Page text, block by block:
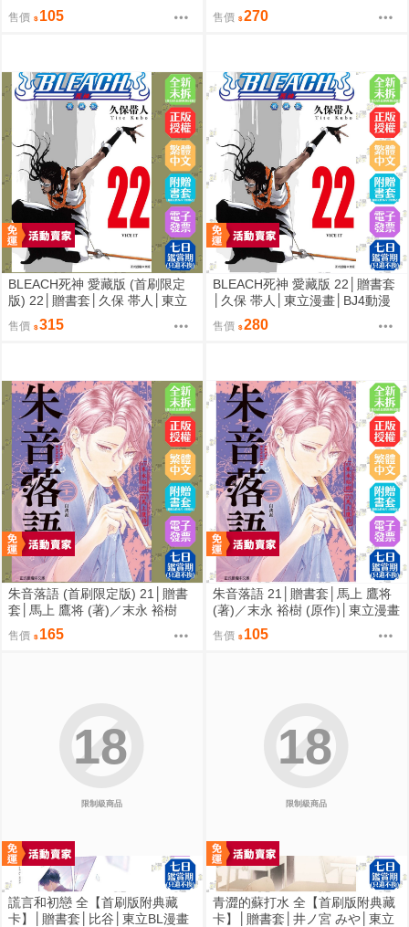
售價 105 售價 270
BLEACH死神 愛藏版 (首刷限定
版) 22│贈書套│久保 帯人│東立
漫畫│BJ4動漫
售價 315
BLEACH死神 愛藏版 22│贈書套
│久保 帯人│東立漫畫│BJ4動漫
售價 280
朱音落語 (首刷限定版) 21│贈書
套│馬上 鷹将 (著)／末永 裕樹
(原作)│東立漫畫│BJ4動漫
售價 165
朱音落語 21│贈書套│馬上 鷹将
(著)／末永 裕樹 (原作)│東立漫畫
│BJ4動漫
售價 105
限制級商品
18
謊言和初戀 全【首刷版附典藏
卡】│贈書套│比谷│東立BL漫畫
限制級商品
18
青澀的蘇打水 全【首刷版附典藏
卡】│贈書套│井ノ宮 みや│東立